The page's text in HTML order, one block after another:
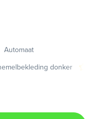
Automaat
donker